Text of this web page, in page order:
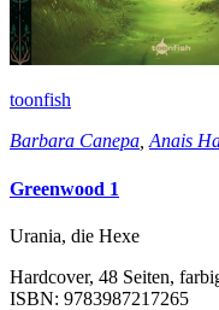
toonfish
Barbara Canepa,Anais
Greenwood 1
Urania, die Hexe
Hardcover, 48 Seiten,
ISBN: 9783987217265